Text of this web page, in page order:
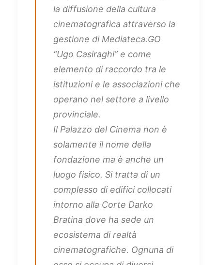
la diffusione della cultura
cinematografica attraverso la
gestione di Mediateca.GO
“Ugo Casiraghi” e come
elemento di raccordo tra le
istituzioni e le associazioni che
operano nel settore a livello
provinciale.
Il Palazzo del Cinema non è
solamente il nome della
fondazione ma è anche un
luogo fisico. Si tratta di un
complesso di edifici collocati
intorno alla Corte Darko
Bratina dove ha sede un
ecosistema di realtà
cinematografiche. Ognuna di